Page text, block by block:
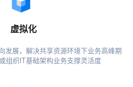
虚拟化
发展，解决共享资源环境下业务高峰期
组织IT基础架构业务支撑灵活度